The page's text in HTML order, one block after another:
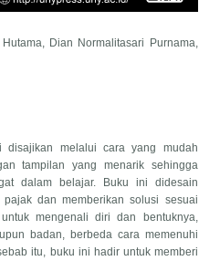
Dian Normalitasari Purnama,
melalui cara yang mudah
tampilan yang menarik sehingga
dalam belajar. Buku ini didesain
dan memberikan solusi sesuai
mengenali diri dan bentuknya,
badan, berbeda cara memenuhi
itu, buku ini hadir untuk memberi